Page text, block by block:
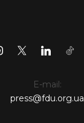
E-mail:
press@fdu.org.ua